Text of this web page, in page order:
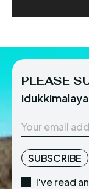
PLEASE
SUBSCRIBE
I've read